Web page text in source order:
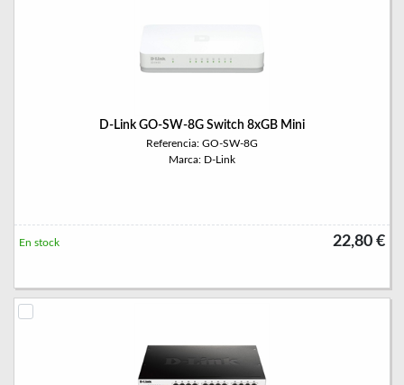
D-Link GO-SW-8G Switch 8xGB Mini
Referencia: GO-SW-8G
Marca: D-Link
22,80 €
En stock